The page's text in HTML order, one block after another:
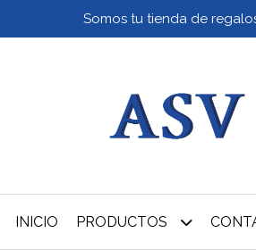
Somos tu tienda de
INICIO PRODUCTOS